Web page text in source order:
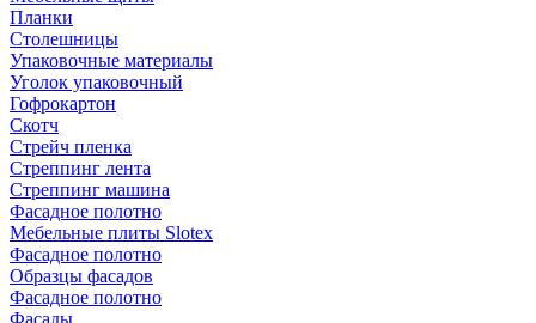
Планки
Столешницы
Упаковочные материалы
Уголок упаковочный
Гофрокартон
Скотч
Стрейч пленка
Стреппинг лента
Стреппинг машина
Фасадное полотно
Мебельные плиты Slotex
Фасадное полотно
Образцы фасадов
Фасадное полотно
Фасады